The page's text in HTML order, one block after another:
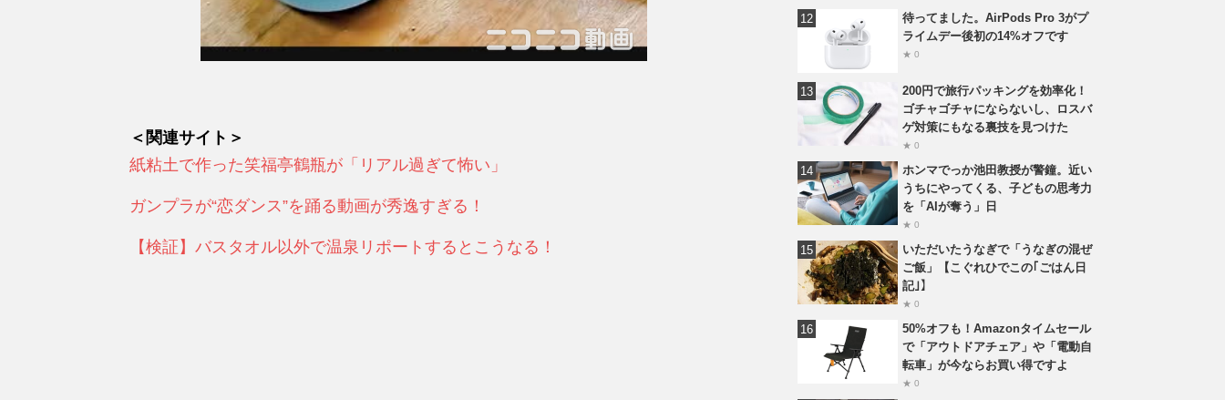
＜関連サイト＞
紙粘土で作った笑福亭鶴瓶が「リアル過ぎて怖い」
ガンプラが“恋ダンス”を踊る動画が秀逸すぎる！
【検証】バスタオル以外で温泉リポートするとこうなる！
待ってました。AirPods Pro 3がプ
ライムデー後初の14%オフです
★ 0
200円で旅行パッキングを効率化！
ゴチャゴチャにならないし、ロスバ
ゲ対策にもなる裏技を見つけた
★ 0
ホンマでっか池田教授が警鐘。近い
うちにやってくる、子どもの思考力
を「AIが奪う」日
★ 0
いただいたうなぎで「うなぎの混ぜ
ご飯」【こぐれひでこの｢ごはん日
記｣】
★ 0
50%オフも！Amazonタイムセール
で「アウトドアチェア」や「電動自
転車」が今ならお買い得ですよ
★ 0